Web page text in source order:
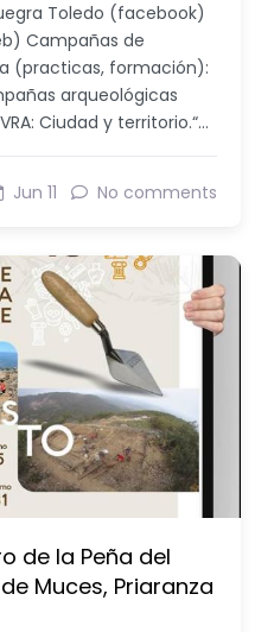
Toledo (facebook)
Campañas de
(practicas, formación):
arqueológicas
Ciudad y territorio.“…
Jun 11 No comments
de la Peña del
Muces, Priaranza